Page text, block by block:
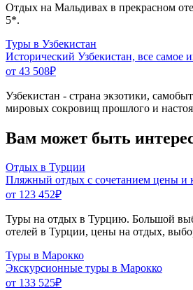
Отдых на Мальдивах в прекрасном
5*.
Туры в Узбекистан
Исторический Узбекистан, все самое
от 43 508₽
Узбекистан - страна экзотики,
мировых сокровищ прошлого и
Вам может быть
Отдых в Турции
Пляжный отдых с сочетанием цены и
от 123 452₽
Туры на отдых в Турцию. Большой
отелей в Турции, цены на отдых,
Туры в Марокко
Экскурсионные туры в Марокко
от 133 525₽